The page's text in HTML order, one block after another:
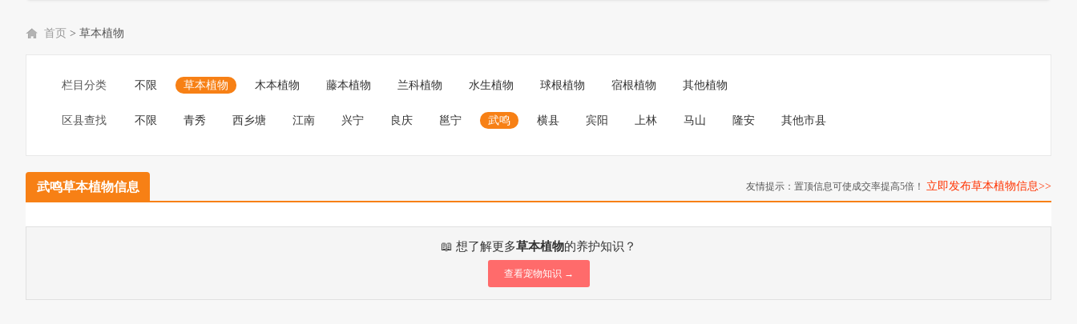
首页 > 草本植物
栏目分类 不限 草本植物 木本植物 藤本植物 兰科植物 水生植物 球根植物 宿根植物 其他植物
区县查找 不限 青秀 西乡塘 江南 兴宁 良庆 邕宁 武鸣 横县 宾阳 上林 马山 隆安 其他市县
武鸣草本植物信息 友情提示：置顶信息可使成交率提高5倍！ 立即发布草本植物信息>>
📖 想了解更多草本植物的养护知识？
查看宠物知识 →